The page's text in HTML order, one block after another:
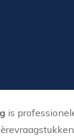
is